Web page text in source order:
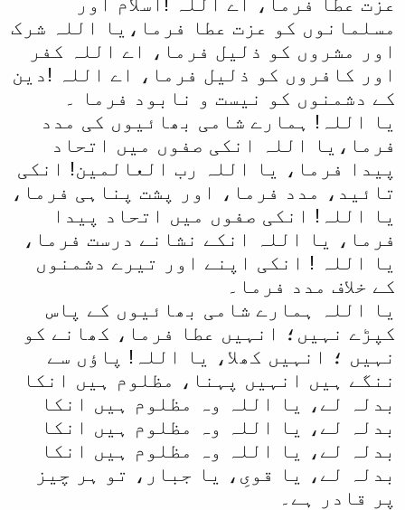
مسلمانوں کو عزت عطا فرما،یا اللہ شرک
اور مشروں کو ذلیل فرما، اے اللہ کفر
اور کافروں کو ذلیل فرما، اے اللہ !دین
کے دشمنوں کو نیست و نابود فرما ۔
یا اللہ! ہمارے شامی بھائیوں کی مدد
فرما،یا اللہ انکی صفوں میں اتحاد
پیدا فرما، یا اللہ رب العالمین! انکی
تائید، مدد فرما، اور پشت پناہی فرما،
یا اللہ! انکی صفوں میں اتحاد پیدا
فرما، یا اللہ انکے نشانے درست فرما،
یا اللہ ! انکی اپنے اور تیرے دشمنوں
کے خلاف مدد فرما۔
یا اللہ ہمارے شامی بھائیوں کے پاس
کپڑے نہیں؛ انہیں عطا فرما، کھانے کو
نہیں ؛ انہیں کھلا، یا اللہ! پاؤں سے
ننگے ہیں انہیں پہنا، مظلوم ہیں انکا
بدلہ لے، یا اللہ وہ مظلوم ہیں انکا
بدلہ لے، یا اللہ وہ مظلوم ہیں انکا
بدلہ لے، یا اللہ وہ مظلوم ہیں انکا
بدلہ لے، یا قویِ، یا جبار، تو ہر چیز
پر قادر ہے۔